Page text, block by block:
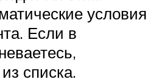
условия
Если в
списка.